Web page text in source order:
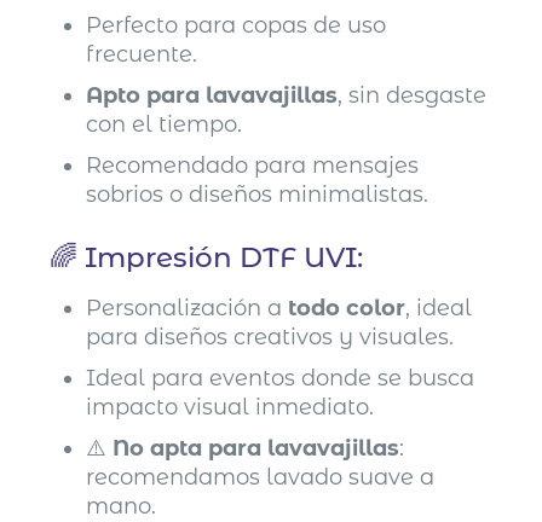
Perfecto para copas de uso
frecuente.
Apto para lavavajillas, sin desgaste
con el tiempo.
Recomendado para mensajes
sobrios o diseños minimalistas.
🌈 Impresión DTF UVI:
Personalización a todo color, ideal
para diseños creativos y visuales.
Ideal para eventos donde se busca
impacto visual inmediato.
⚠️ No apta para lavavajillas:
recomendamos lavado suave a
mano.